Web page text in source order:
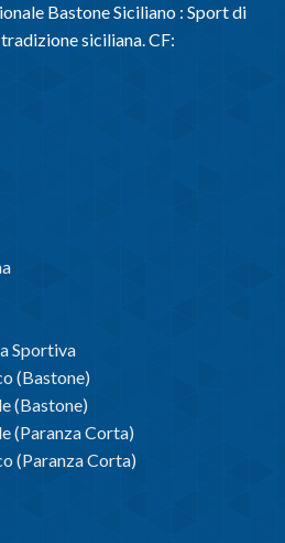
Bastone Siciliano : Sport di
siciliana. CF:
Sportiva
(Bastone)
(Bastone)
(Paranza Corta)
(Paranza Corta)